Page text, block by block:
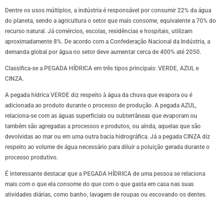
Dentre os usos múltiplos, a indústria é responsável por consumir 22% da água
do planeta, sendo a agricultura o setor que mais consome, equivalente a 70% do
recurso natural. Já comércios, escolas, residências e hospitais, utilizam
aproximadamente 8%. De acordo com a Confederação Nacional da Indústria, a
demanda global por água no setor deve aumentar cerca de 400% até 2050.
Classifica-se a PEGADA HÍDRICA em três tipos principais: VERDE, AZUL e
CINZA.
A pegada hídrica VERDE diz respeito à água da chuva que evapora ou é
adicionada ao produto durante o processo de produção. A pegada AZUL,
relaciona-se com as águas superficiais ou subterrâneas que evaporam ou
também são agregadas a processos e produtos, ou ainda, aquelas que são
devolvidas ao mar ou em uma outra bacia hidrográfica. Já a pegada CINZA diz
respeito ao volume de água necessário para diluir a poluição gerada durante o
processo produtivo.
É interessante destacar que a PEGADA HÍDRICA de uma pessoa se relaciona
mais com o que ela consome do que com o que gasta em casa nas suas
atividades diárias, como banho, lavagem de roupas ou escovando os dentes.